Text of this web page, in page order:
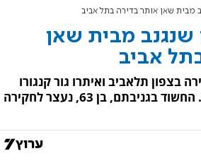
מבית שאן אותר בדירה בתל אביב
שנגנב מבית שאן
אביב
בצפון תלאביב ואיתרו גור קנגורו
בן 63, נעצר לחקירה